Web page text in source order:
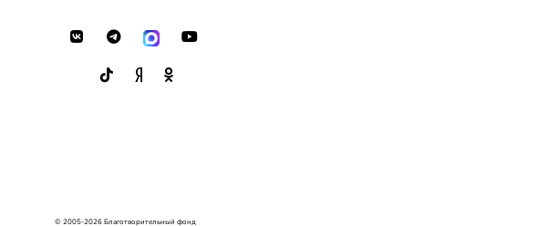
© 2005-2026 Благотворительный фонд